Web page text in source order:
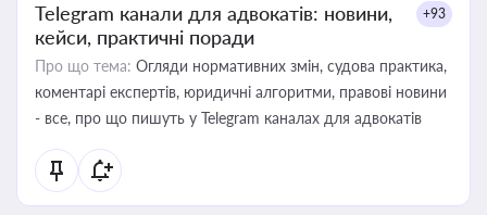
Telegram канали для адвокатів: новини,
кейси, практичні поради
+93
Про що тема: Огляди нормативних змін, судова практика,
коментарі експертів, юридичні алгоритми, правові новини
- все, про що пишуть у Telegram каналах для адвокатів